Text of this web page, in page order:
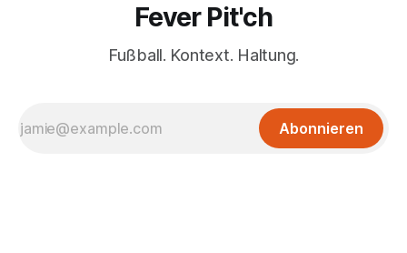
Fever Pit'ch
Fußball. Kontext. Haltung.
Abonnieren